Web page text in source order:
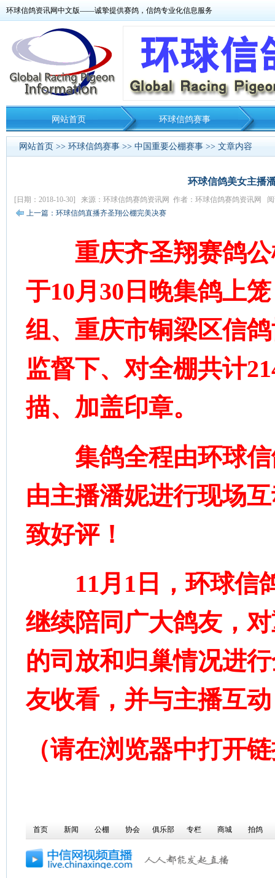
环球信鸽资讯网中文版——诚挚提供赛鸽，信鸽专业化信息服务
网站首页 环球信鸽赛事
网站首页 >> 环球信鸽赛事 >> 中国重要公棚赛事 >> 文章内容
环球信鸽美女主播
[日期：2018-10-30] 来源：环球信鸽赛鸽资讯网 作者：环球信鸽赛鸽资讯网 阅
上一篇：环球信鸽直播齐圣翔公棚完美决赛
重庆齐圣翔赛鸽公
于10月30日晚集鸽上
组、重庆市铜梁区信
监督下、对全棚共计
描、加盖印章。
集鸽全程由环球信
由主播潘妮进行现场
致好评！
11月1日，环球信
继续陪同广大鸽友，
的司放和归巢情况进
友收看，并与主播互
（请在浏览器中打开